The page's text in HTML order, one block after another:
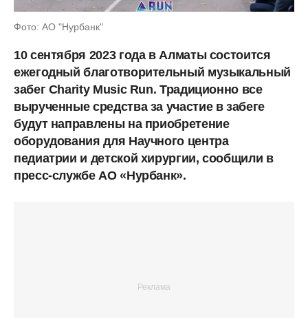
Фото: АО "Нурбанк"
10 сентября 2023 года в Алматы состоится
ежегодный благотворительный музыкальный
забег Charity Music Run. Традиционно все
вырученные средства за участие в забеге
будут направлены на приобретение
оборудования для Научного центра
педиатрии и детской хирургии, сообщили в
пресс-службе АО «Нурбанк».